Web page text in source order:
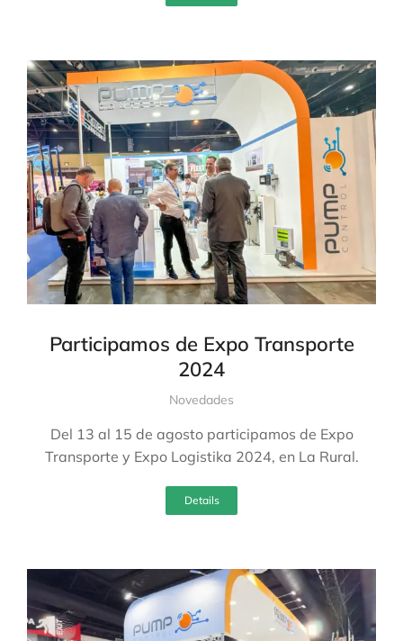
Participamos de Expo Transporte
2024
Novedades
Del 13 al 15 de agosto participamos de Expo
Transporte y Expo Logistika 2024, en La Rural.
Details